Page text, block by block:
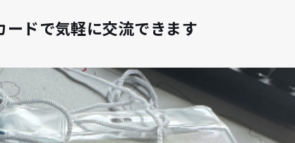
ドで気軽に交流できます